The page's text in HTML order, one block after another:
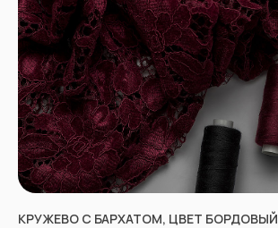
КРУЖЕВО С БАРХАТОМ, ЦВЕТ БОРДОВЫЙ